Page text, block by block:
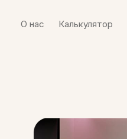
О нас Калькулятор